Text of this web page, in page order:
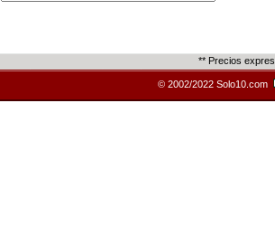
** Precios
© 2002/2022 Solo10.com